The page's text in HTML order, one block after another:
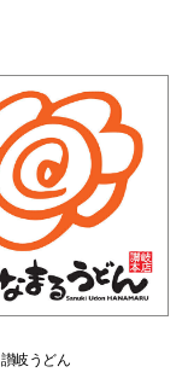
讃岐うどん
アクセ
スタッ
電話で